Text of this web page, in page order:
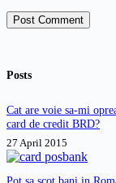
Post Comment
Posts
Cat are voie sa-mi
card de credit BRD?
27 April 2015
Pot sa scot bani in